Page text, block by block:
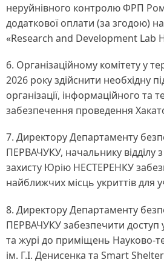
неруйнівного контролю ФРП
додаткової оплати (за згодою)
«Research and Development Lab
6. Організаційному комітету у
2026 року здійснити необхідну
організації, інформаційного та
забезпечення проведення
7. Директору Департаменту
ПЕРВАЧУКУ, начальнику відділу
захисту Юрію НЕСТЕРЕНКУ
найближчих місць укриттів для
8. Директору Департаменту
ПЕРВАЧУКУ забезпечити доступ
та журі до приміщень Науково-
ім. Г.І. Денисенка та Smart